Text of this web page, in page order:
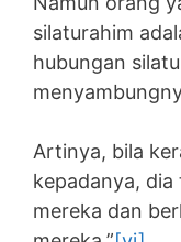
silaturahim
hubungan
Artinya, bila
kepadanya,
mereka dan